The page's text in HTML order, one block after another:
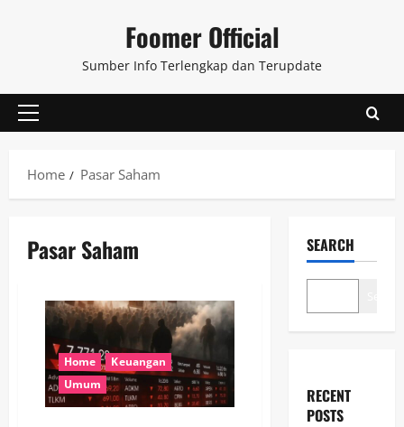
Foomer Official
Sumber Info Terlengkap dan Terupdate
Primary
Home
Pasar Saham
Pasar Saham
Home
Keuangan
Umum
SEARCH
RECENT
POSTS